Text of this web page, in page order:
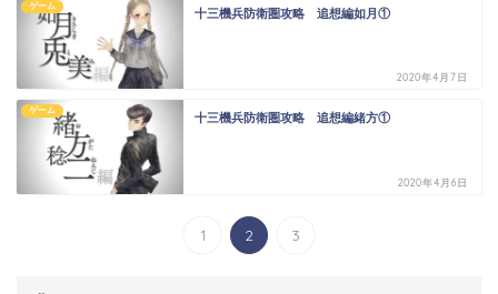
ゲーム
十三機兵防衛圏攻略 追想編如月①
2020年4月7日
ゲーム
十三機兵防衛圏攻略 追想編緒方①
2020年4月6日
1 2 3